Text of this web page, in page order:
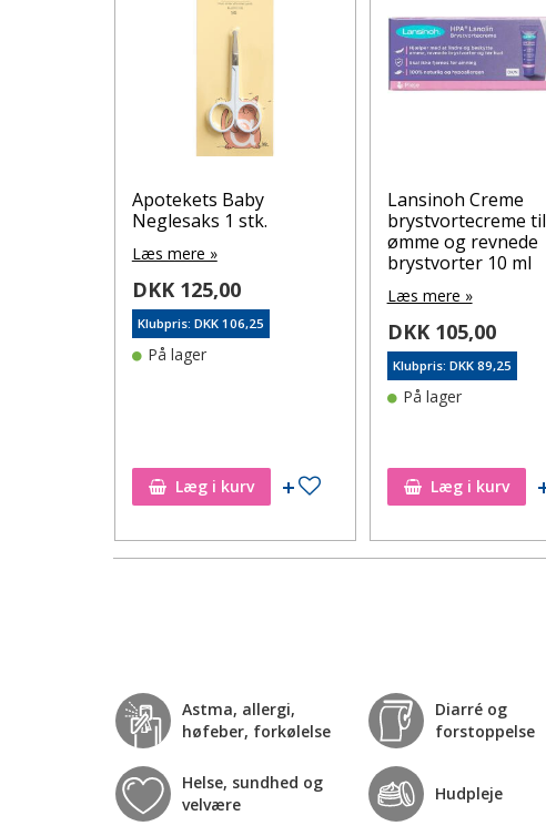
Tilføj til ønskeseddel
Apotekets Baby
Neglesaks 1 stk.
Læs mere »
DKK 125,00
Klubpris: DKK 106,25
På lager
Læg i kurv Tilføj til ønskeseddel
Lansinoh Creme
brystvortecreme til
ømme og revnede
brystvorter 10 ml
Læs mere »
DKK 105,00
Klubpris: DKK 89,25
På lager
Læg i kurv
Astma, allergi,
høfeber, forkølelse
Diarré og
forstoppelse
Helse, sundhed og
velvære
Hudpleje